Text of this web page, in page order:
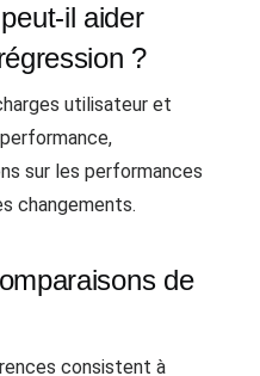
il aider
?
utilisateur et
sur les performances
changements.
de
consistent à